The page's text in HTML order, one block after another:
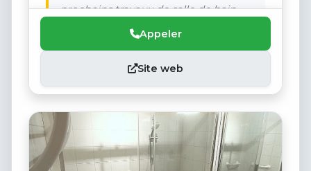
prochains travaux de salle de bain.
Appeler
Site web